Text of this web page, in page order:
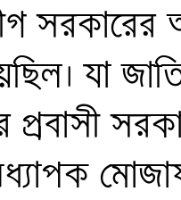
সরকারের
যা
প্রবাসী